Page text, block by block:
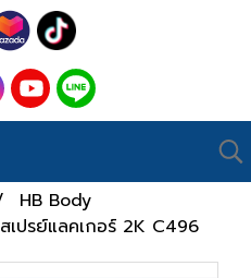
HB Body
สเปรย์แลคเกอร์ 2K C496